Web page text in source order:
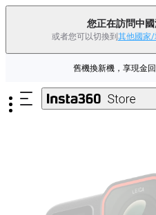
您正在訪問中
或者您可以切換到 其他國家/
Insta360 Luna Ultra
舊機換新機，享現金
夏季優惠 | 精選商品